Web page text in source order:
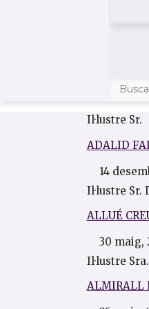
for:
Il·lustre Sr.
ADALID
14
Il·lustre Sr.
ALLUÉ
30 maig,
Il·lustre
ALMIRALL